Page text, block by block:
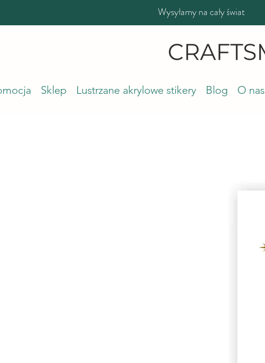
Wysyłamy na cały świat
Sklep Lustrzane akrylowe stikery Blog O nas